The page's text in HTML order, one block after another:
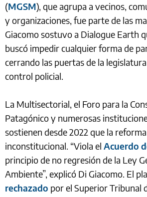
(MGSM), que agrupa a vecinos,
y organizaciones, fue parte de las
Giacomo sostuvo a Dialogue Earth
buscó impedir cualquier forma de
cerrando las puertas de la
control policial.
La Multisectorial, el Foro para la
Patagónico y numerosas
sostienen desde 2022 que la
inconstitucional. “Viola el Acuerdo
principio de no regresión de la Ley
Ambiente”, explicó Di Giacomo. El
rechazado por el Superior Tribunal